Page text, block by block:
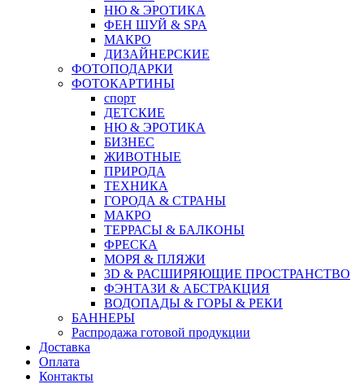
НЮ & ЭРОТИКА
ФЕН ШУЙ & SPA
МАКРО
ДИЗАЙНЕРСКИЕ
ФОТОПОДАРКИ
ФОТОКАРТИНЫ
спорт
ДЕТСКИЕ
НЮ & ЭРОТИКА
БИЗНЕС
ЖИВОТНЫЕ
ПРИРОДА
ТЕХНИКА
ГОРОДА & СТРАНЫ
МАКРО
ТЕРРАСЫ & БАЛКОНЫ
ФРЕСКА
МОРЯ & ПЛЯЖИ
3D & РАСШИРЯЮЩИЕ ПРОСТРАНСТВО
ФЭНТАЗИ & АБСТРАКЦИЯ
ВОДОПАДЫ & ГОРЫ & РЕКИ
БАННЕРЫ
Распродажа готовой продукции
Доставка
Оплата
Контакты